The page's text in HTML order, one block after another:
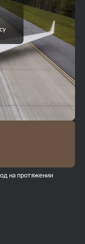
на протяжении